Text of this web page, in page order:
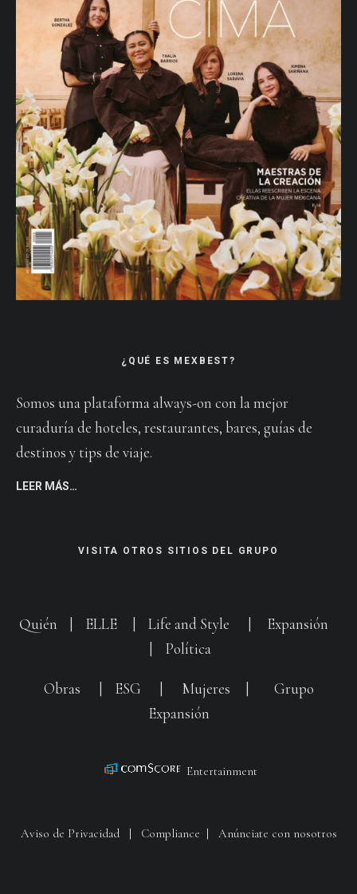
¿QUÉ ES MEXBEST?
Somos una plataforma always-on con la mejor
curaduría de hoteles, restaurantes, bares, guías de
destinos y tips de viaje.
LEER MÁS…
VISITA OTROS SITIOS DEL GRUPO
Quién ELLE Life and Style
Expansión
Política
Obras ESG Mujeres
Grupo
Expansión
Entertainment
Aviso de Privacidad| Compliance Anúnciate con nosotros